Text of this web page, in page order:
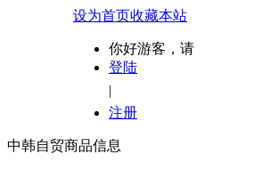
设为首页收藏本站
你好游客，请
登陆
|
注册
中韩自贸商品信息